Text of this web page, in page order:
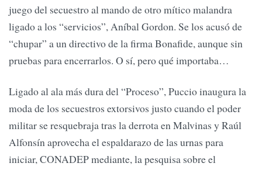
juego del secuestro al mando de otro mítico malandra
ligado a los “servicios”, Aníbal Gordon. Se los acusó de
“chupar” a un directivo de la firma Bonafide, aunque sin
pruebas para encerrarlos. O sí, pero qué importaba…
Ligado al ala más dura del “Proceso”, Puccio inaugura la
moda de los secuestros extorsivos justo cuando el poder
militar se resquebraja tras la derrota en Malvinas y Raúl
Alfonsín aprovecha el espaldarazo de las urnas para
iniciar, CONADEP mediante, la pesquisa sobre el